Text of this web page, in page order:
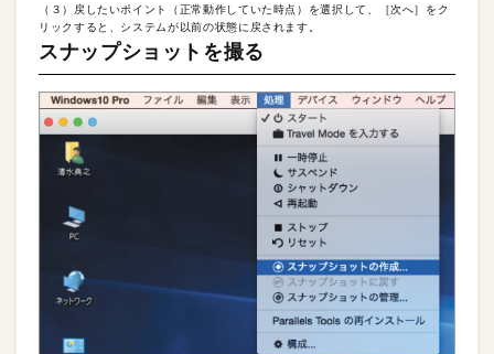
（３）戻したいポイント（正常動作していた時点）を選択して、［次へ］をク
リックすると、システムが以前の状態に戻されます。
スナップショットを撮る